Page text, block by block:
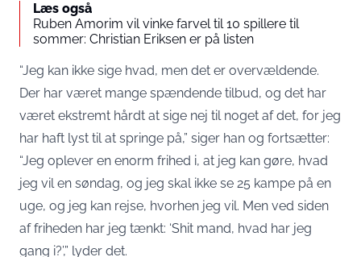
Læs også
Ruben Amorim vil vinke farvel til 10 spillere til
sommer: Christian Eriksen er på listen
“Jeg kan ikke sige hvad, men det er overvældende.
Der har været mange spændende tilbud, og det har
været ekstremt hårdt at sige nej til noget af det, for jeg
har haft lyst til at springe på,” siger han og fortsætter:
“Jeg oplever en enorm frihed i, at jeg kan gøre, hvad
jeg vil en søndag, og jeg skal ikke se 25 kampe på en
uge, og jeg kan rejse, hvorhen jeg vil. Men ved siden
af friheden har jeg tænkt: ‘Shit mand, hvad har jeg
gang i?’,” lyder det.